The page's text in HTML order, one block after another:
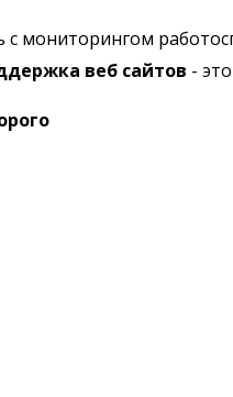
мониторингом
веб сайтов -